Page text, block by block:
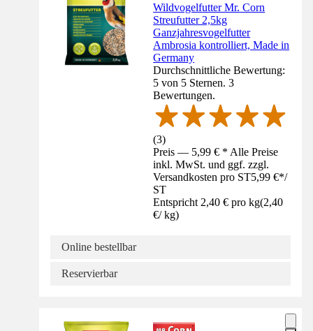
Wildvogelfutter Mr. Corn
Streufutter 2,5kg
Ganzjahresvogelfutter
Ambrosia kontrolliert, Made in
Germany
Durchschnittliche Bewertung:
5 von 5 Sternen. 3
Bewertungen.
(3)
Preis — 5,99 € * Alle Preise
inkl. MwSt. und ggf. zzgl.
Versandkosten pro ST5,99 €*/
ST
Entspricht 2,40 € pro kg(2,40
€/ kg)
Online bestellbar
Reservierbar